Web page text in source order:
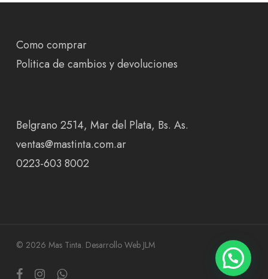
Como comprar
Politica de cambios y devoluciones
Belgrano 2514, Mar del Plata, Bs. As.
ventas@mastinta.com.ar
0223-603 8002
© 2026 Mas Tinta. Desarrollo Web JLM
facebookinstagramwhatsapp